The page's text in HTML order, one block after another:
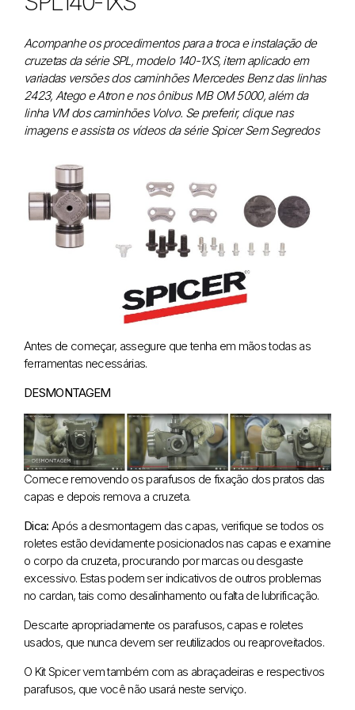
Acompanhe os procedimentos para a troca e instalação de
cruzetas da série SPL, modelo 140-1XS, item aplicado em
variadas versões dos caminhões Mercedes Benz das linhas
2423, Atego e Atron e nos ônibus MB OM 5000, além da
linha VM dos caminhões Volvo. Se preferir, clique nas
imagens e assista os vídeos da série Spicer Sem Segredos
Antes de começar, assegure que tenha em mãos todas as
ferramentas necessárias.
DESMONTAGEM
Comece removendo os parafusos de fixação dos pratos das
capas e depois remova a cruzeta.
Dica: Após a desmontagem das capas, verifique se todos os
roletes estão devidamente posicionados nas capas e examine
o corpo da cruzeta, procurando por marcas ou desgaste
excessivo. Estas podem ser indicativos de outros problemas
no cardan, tais como desalinhamento ou falta de lubrificação.
Descarte apropriadamente os parafusos, capas e roletes
usados, que nunca devem ser reutilizados ou reaproveitados.
O Kit Spicer vem também com as abraçadeiras e respectivos
parafusos, que você não usará neste serviço.